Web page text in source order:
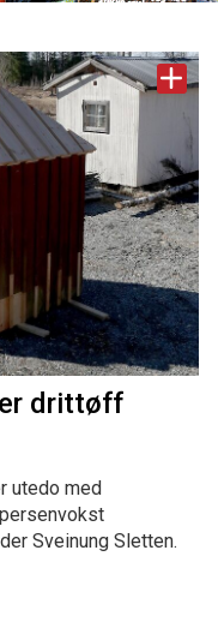
drittøff
utedo med
Sveinung Sletten.